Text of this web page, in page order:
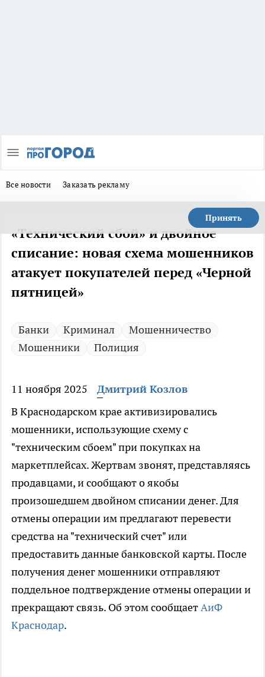
Все новости Заказать рекламу
Принять
«Технический сбой» и двойное
списание: новая схема мошенников
атакует покупателей перед «Черной
пятницей»
Банки Криминал
Мошенничество
Мошенники
Полиция
11 ноября 2025
Дмитрий Козлов
В Краснодарском крае активизировались
мошенники, использующие схему с
"техническим сбоем" при покупках на
маркетплейсах. Жертвам звонят, представляясь
продавцами, и сообщают о якобы
произошедшем двойном списании денег. Для
отмены операции им предлагают перевести
средства на "технический счет" или
предоставить данные банковской карты. После
получения денег мошенники отправляют
поддельное подтверждение отмены операции и
прекращают связь. Об этом сообщаетАиФ
Краснодар.